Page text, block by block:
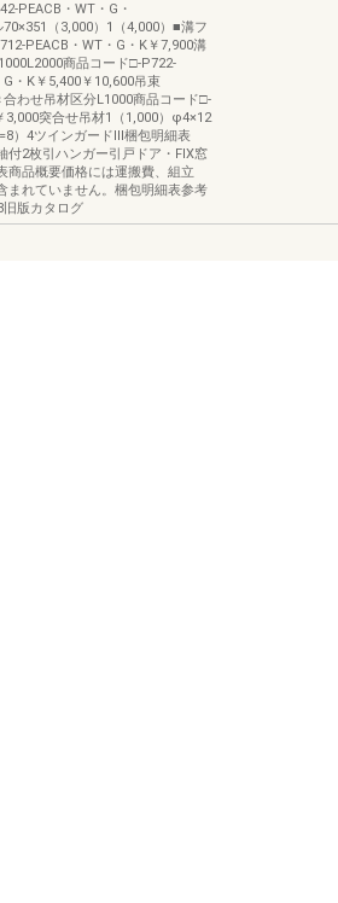
PEACB・WT・G・
（3,000）1（4,000）■溝フ
PEACB・WT・G・K￥7,900溝
商品コード□-P722-
G・K￥5,400￥10,600吊束
わせ吊材区分L1000商品コード□-
3,000突合せ吊材1（1,000）φ4×12
）4ツインガードⅢ梱包明細表
付2枚引ハンガー引戸ドア・FIX窓
商品概要価格には運搬費、組立
まれていません。梱包明細表参考
旧版カタログ